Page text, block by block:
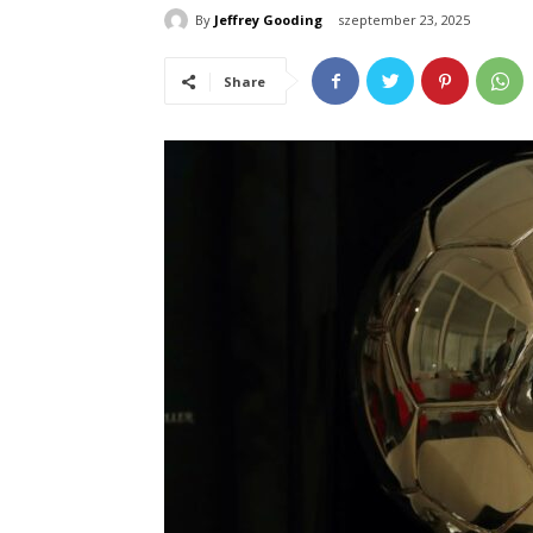
By Jeffrey Gooding szeptember 23, 2025
Share